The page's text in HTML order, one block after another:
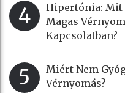
4
Hipertónia: Mit
Magas
Kapcsolatban?
5
Miért Nem
Vérnyomás?